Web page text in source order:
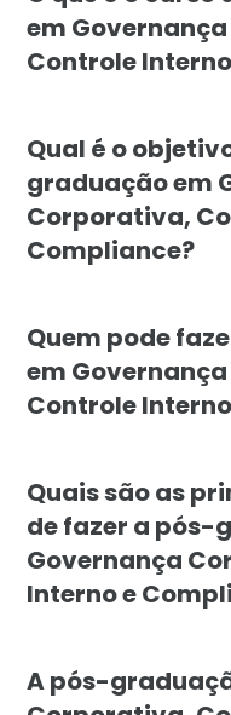
em
Controle
Qual é o
graduação em
Corporativa,
Compliance?
Quem pode
em
Controle
Quais são as
de fazer a pós-
Governança
Interno e
A pós-